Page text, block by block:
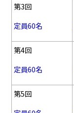
第3回
定員60名
第4回
定員60名
第5回